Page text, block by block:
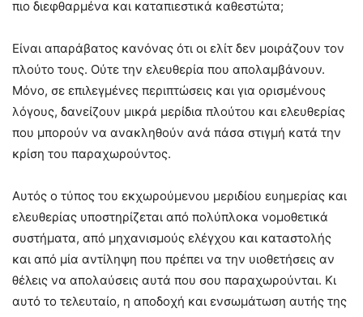
πιο διεφθαρμένα και καταπιεστικά καθεστώτα;
Είναι απαράβατος κανόνας ότι οι ελίτ δεν μοιράζουν τον
πλούτο τους. Ούτε την ελευθερία που απολαμβάνουν.
Μόνο, σε επιλεγμένες περιπτώσεις και για ορισμένους
λόγους, δανείζουν μικρά μερίδια πλούτου και ελευθερίας
που μπορούν να ανακληθούν ανά πάσα στιγμή κατά την
κρίση του παραχωρούντος.
Αυτός ο τύπος του εκχωρούμενου μεριδίου ευημερίας και
ελευθερίας υποστηρίζεται από πολύπλοκα νομοθετικά
συστήματα, από μηχανισμούς ελέγχου και καταστολής
και από μία αντίληψη που πρέπει να την υιοθετήσεις αν
θέλεις να απολαύσεις αυτά που σου παραχωρούνται. Κι
αυτό το τελευταίο, η αποδοχή και ενσωμάτωση αυτής της